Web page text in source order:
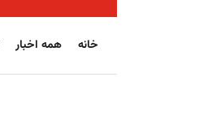
خانه همه اخبار